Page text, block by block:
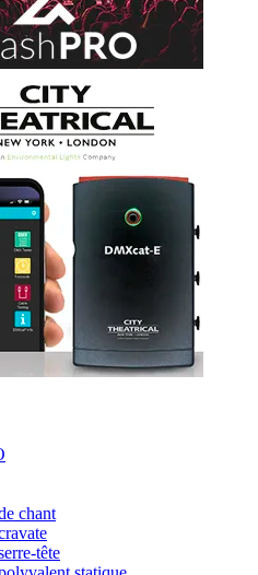
chant
tête